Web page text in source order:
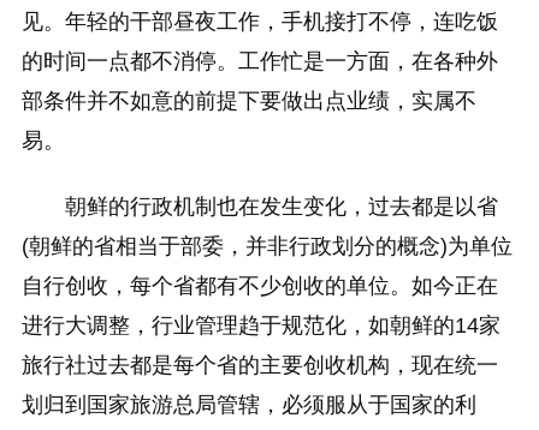
见。年轻的干部昼夜工作，手机接打不停，连吃饭
的时间一点都不消停。工作忙是一方面，在各种外
部条件并不如意的前提下要做出点业绩，实属不
易。
朝鲜的行政机制也在发生变化，过去都是以省
(朝鲜的省相当于部委，并非行政划分的概念)为单位
自行创收，每个省都有不少创收的单位。如今正在
进行大调整，行业管理趋于规范化，如朝鲜的14家
旅行社过去都是每个省的主要创收机构，现在统一
划归到国家旅游总局管辖，必须服从于国家的利